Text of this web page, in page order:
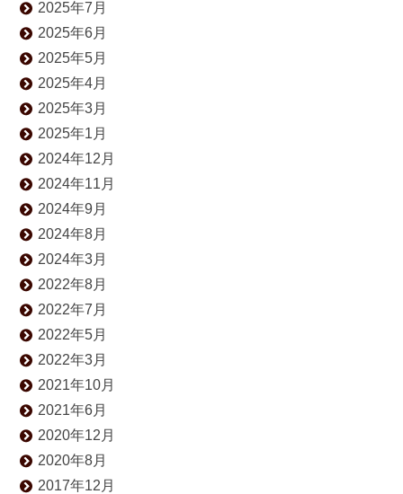
2025年7月
2025年6月
2025年5月
2025年4月
2025年3月
2025年1月
2024年12月
2024年11月
2024年9月
2024年8月
2024年3月
2022年8月
2022年7月
2022年5月
2022年3月
2021年10月
2021年6月
2020年12月
2020年8月
2017年12月